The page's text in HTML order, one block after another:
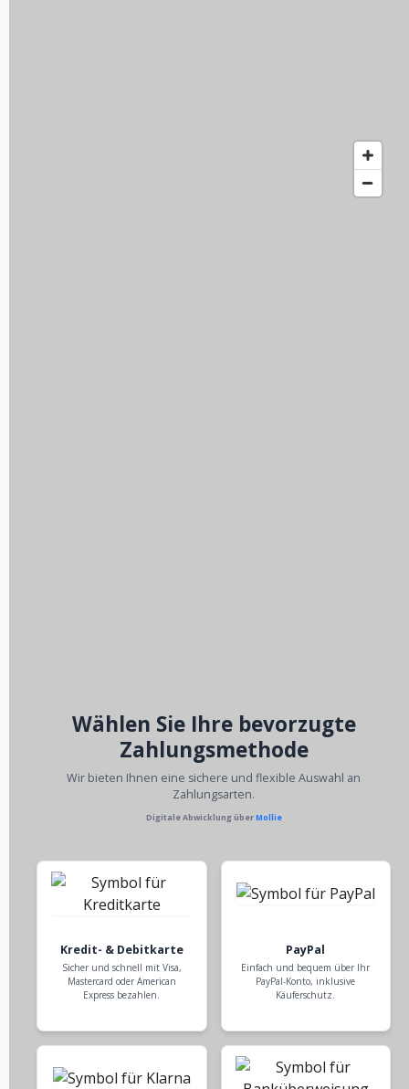
Wählen Sie Ihre bevorzugte
Zahlungsmethode
Wir bieten Ihnen eine sichere und flexible Auswahl an
Zahlungsarten.
Digitale Abwicklung überMollie
Kredit- & Debitkarte
Sicher und schnell mit Visa,
Mastercard oder American
Express bezahlen.
PayPal
Einfach und bequem über Ihr
PayPal-Konto, inklusive
Käuferschutz.